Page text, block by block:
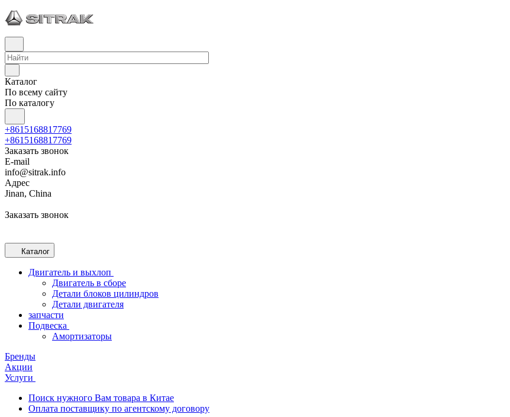
Каталог
По всему сайту
По каталогу
+8615168817769
+8615168817769
Заказать звонок
E-mail
info@sitrak.info
Адрес
Jinan, China
Заказать звонок
Каталог
Двигатель и выхлоп
Двигатель в сборе
Детали блоков цилиндров
Детали двигателя
запчасти
Подвеска
Амортизаторы
Бренды
Акции
Услуги
Поиск нужного Вам товара в Китае
Оплата поставщику по агентскому договору